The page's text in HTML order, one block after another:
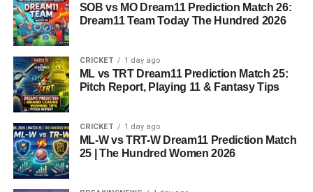
SOB vs MO Dream11 Prediction Match 26:
Dream11 Team Today The Hundred 2026
CRICKET 1 day ago
ML vs TRT Dream11 Prediction Match 25:
Pitch Report, Playing 11 & Fantasy Tips
CRICKET 1 day ago
ML-W vs TRT-W Dream11 Prediction Match
25 | The Hundred Women 2026